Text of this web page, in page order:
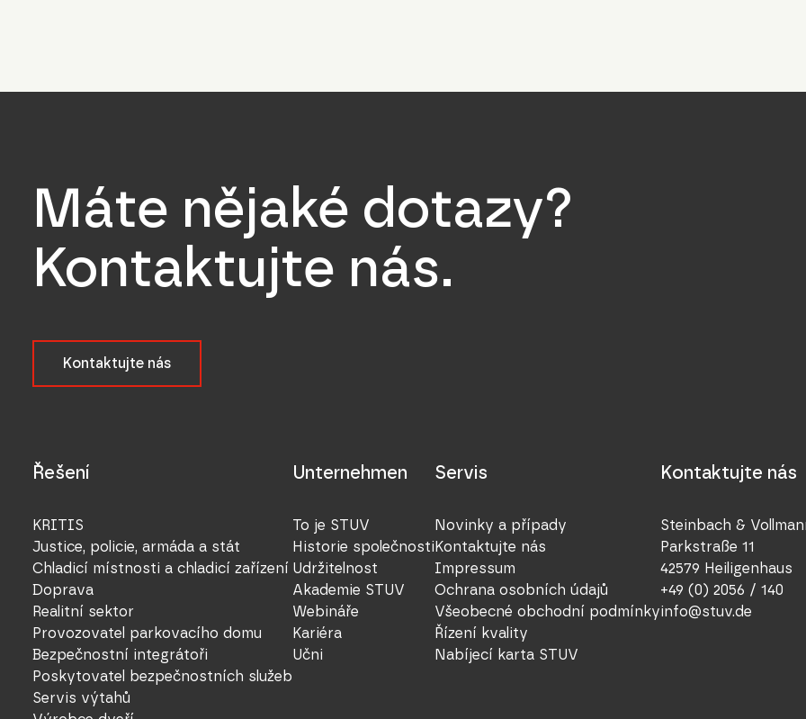
Máte nějaké dotazy?
Kontaktujte nás.
Kontaktujte nás
Řešení
KRITIS
Justice, policie, armáda a stát
Chladicí místnosti a chladicí zařízení
Doprava
Realitní sektor
Provozovatel parkovacího domu
Bezpečnostní integrátoři
Poskytovatel bezpečnostních služeb
Servis výtahů
Unternehmen
To je STUV
Historie společnosti
Udržitelnost
Akademie STUV
Webináře
Kariéra
Učni
Servis
Novinky a případy
Kontaktujte nás
Impressum
Ochrana osobních údajů
Všeobecné obchodní podmínky
Řízení kvality
Nabíjecí karta STUV
Kontaktujte nás
Steinbach &
Parkstraße 11
42579 Heiligenhaus
+49 (0) 2056 / 140
info@stuv.de